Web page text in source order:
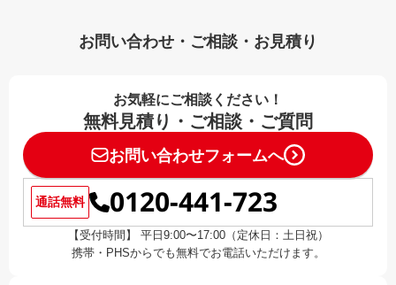
お問い合わせ・ご相談・お見積り
お気軽にご相談ください！
無料見積り・ご相談・ご質問
お問い合わせフォームへ
通話無料 0120-441-723
【受付時間】 平日9:00〜17:00（定休日：土日祝）
携帯・PHSからでも無料でお電話いただけます。